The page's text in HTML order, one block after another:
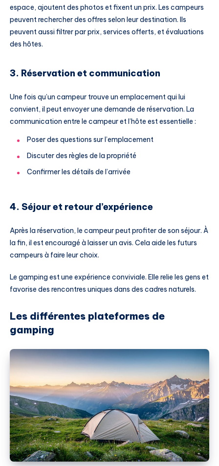
espace, ajoutent des photos et fixent un prix. Les campeurs
peuvent rechercher des offres selon leur destination. Ils
peuvent aussi filtrer par prix, services offerts, et évaluations
des hôtes.
3. Réservation et communication
Une fois qu’un campeur trouve un emplacement qui lui
convient, il peut envoyer une demande de réservation. La
communication entre le campeur et l’hôte est essentielle :
Poser des questions sur l’emplacement
Discuter des règles de la propriété
Confirmer les détails de l’arrivée
4. Séjour et retour d’expérience
Après la réservation, le campeur peut profiter de son séjour. À
la fin, il est encouragé à laisser un avis. Cela aide les futurs
campeurs à faire leur choix.
Le gamping est une expérience conviviale. Elle relie les gens et
favorise des rencontres uniques dans des cadres naturels.
Les différentes plateformes de
gamping